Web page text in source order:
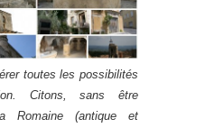
toutes les possibilités
Citons, sans être
Romaine (antique et